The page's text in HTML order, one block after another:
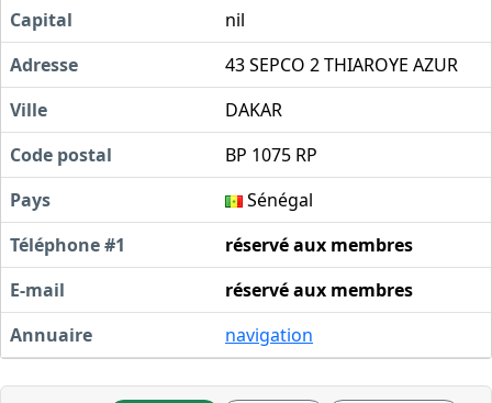
Capital
nil
Adresse
43 SEPCO 2 THIAROYE AZUR
Ville
DAKAR
Code postal
BP 1075 RP
Pays
Sénégal
Téléphone #1
réservé aux membres
E-mail
réservé aux membres
Annuaire
navigation